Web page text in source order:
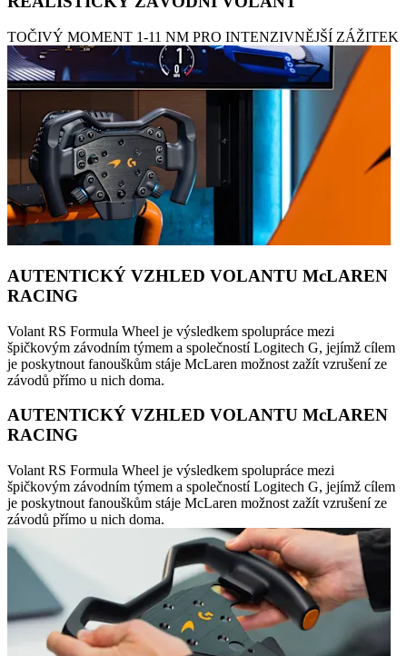
TOČIVÝ MOMENT 1-11 NM PRO INTENZIVNĚJŠÍ ZÁŽITEK
AUTENTICKÝ VZHLED VOLANTU McLAREN
RACING
Volant RS Formula Wheel je výsledkem spolupráce mezi
špičkovým závodním týmem a společností Logitech G, jejímž cílem
je poskytnout fanouškům stáje McLaren možnost zažít vzrušení ze
závodů přímo u nich doma.
AUTENTICKÝ VZHLED VOLANTU McLAREN
RACING
Volant RS Formula Wheel je výsledkem spolupráce mezi
špičkovým závodním týmem a společností Logitech G, jejímž cílem
je poskytnout fanouškům stáje McLaren možnost zažít vzrušení ze
závodů přímo u nich doma.